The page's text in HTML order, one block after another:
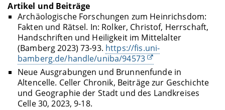
Artikel und Beiträge
Archäologische Forschungen zum Heinrichsdom:
Fakten und Rätsel. In: Rolker, Christof, Herrschaft,
Handschriften und Heiligkeit im Mittelalter
(Bamberg 2023) 73-93. https://fis.uni-
bamberg.de/handle/uniba/94573
Neue Ausgrabungen und Brunnenfunde in
Altencelle. Celler Chronik, Beiträge zur Geschichte
und Geographie der Stadt und des Landkreises
Celle 30, 2023, 9-18.